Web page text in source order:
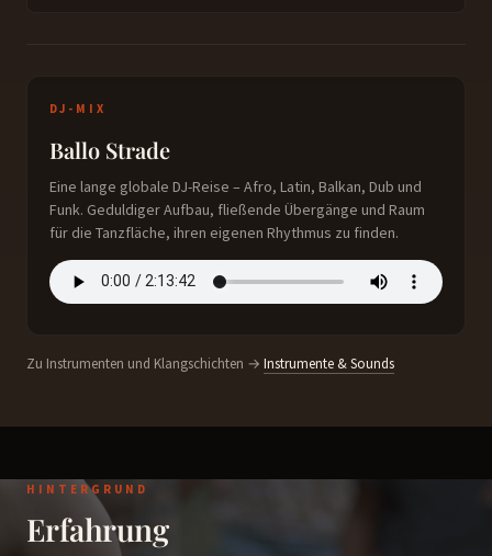
DJ-MIX
Ballo Strade
Eine lange globale DJ-Reise – Afro, Latin, Balkan, Dub und
Funk. Geduldiger Aufbau, fließende Übergänge und Raum
für die Tanzfläche, ihren eigenen Rhythmus zu finden.
Zu Instrumenten und Klangschichten → Instrumente & Sounds
HINTERGRUND
Erfahrung